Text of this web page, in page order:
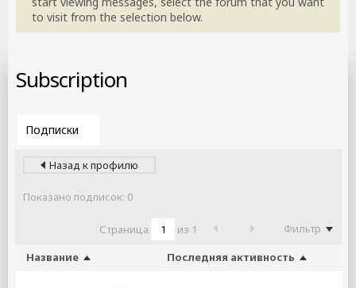
to visit from the selection below.
Subscription
Назад к профилю
Показано подписок: 0
Страница из 1
Фильтр
Название
Последняя активность